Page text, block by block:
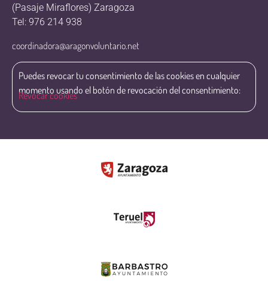
(Pasaje Miraflores) Zaragoza
Tel: 976 214 938
coordinadora@aragonvoluntario.net
Puedes revocar tu consentimiento de las cookies en cualquier
momento usando el botón de revocación del consentimiento:
Revocar cookies